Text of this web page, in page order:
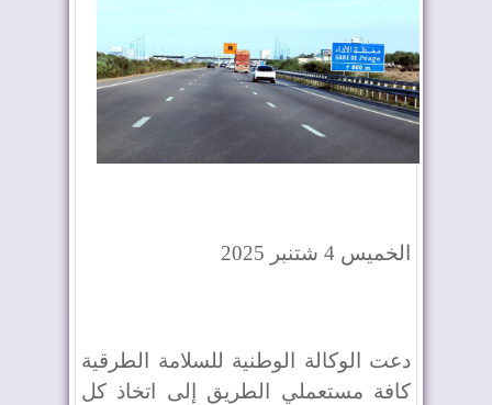
الخميس 4 شتنبر 2025
دعت الوكالة الوطنية للسلامة الطرقية
كافة مستعملي الطريق إلى اتخاذ كل